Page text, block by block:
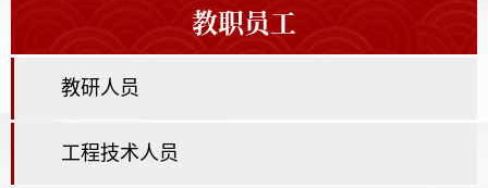
教职员工
教研人员
工程技术人员